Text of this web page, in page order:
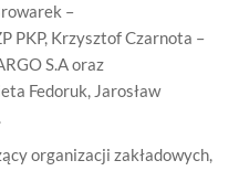
–
PKP, Krzysztof Czarnota –
S.A oraz
Fedoruk, Jarosław
organizacji zakładowych,